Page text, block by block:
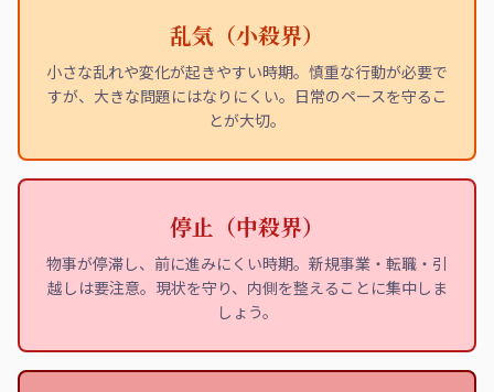
乱気（小殺界）
小さな乱れや変化が起きやすい時期。慎重な行動が必要で
すが、大きな問題にはなりにくい。日常のペースを守るこ
とが大切。
停止（中殺界）
物事が停滞し、前に進みにくい時期。新規事業・転職・引
越しは要注意。現状を守り、内側を整えることに集中しま
しょう。